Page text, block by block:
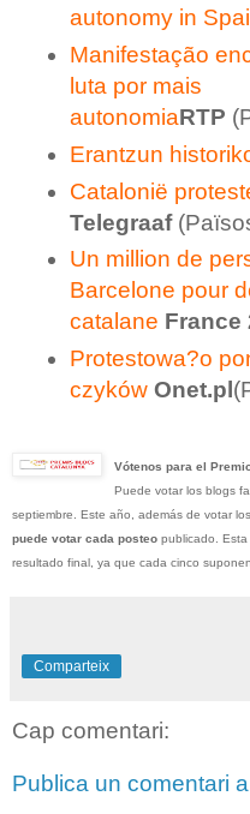
autonomy in
Manifestação
luta por mais
autonomiaRTP
Erantzun
Catalonië
Telegraaf
Un million de
Barcelone pour
catalane France
Protestowa?o
czyków Onet.pl
Vótenos para el
Puede votar los blogs
septiembre. Este año, además de votar
puede votar cada posteo publicado. Esta
resultado final, ya que cada cinco
Comparteix
Cap comentari:
Publica un comentari